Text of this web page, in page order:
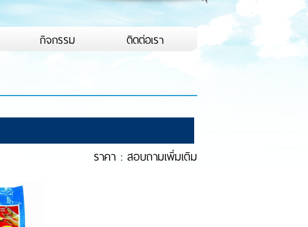
กิจกรรม ติดต่อเรา
ราคา : สอบถามเพิ่มเติม